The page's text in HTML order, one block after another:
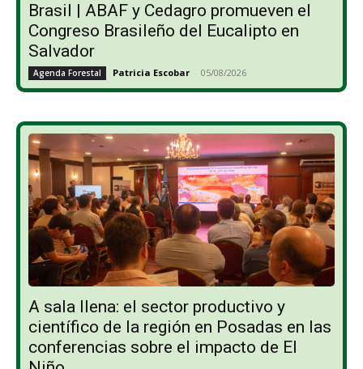
Brasil | ABAF y Cedagro promueven el
Congreso Brasileño del Eucalipto en
Salvador
Agenda Forestal Patricia Escobar - 05/08/2026
A sala llena: el sector productivo y
científico de la región en Posadas en las
conferencias sobre el impacto de El